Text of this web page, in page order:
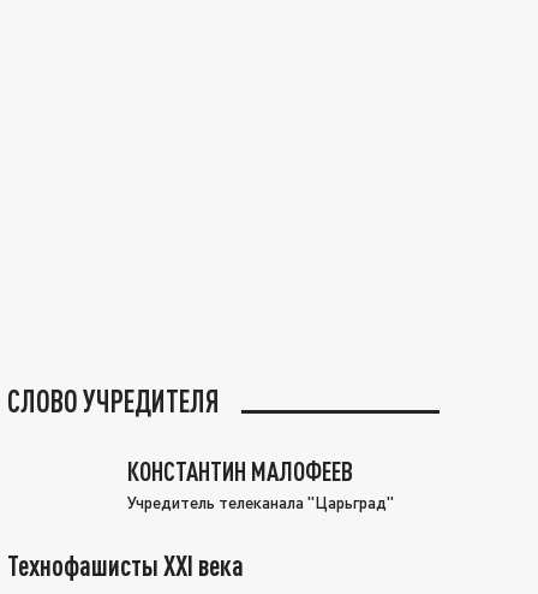
СЛОВО УЧРЕДИТЕЛЯ
КОНСТАНТИН МАЛОФЕЕВ
Учредитель телеканала "Царьград"
Технофашисты XXI века